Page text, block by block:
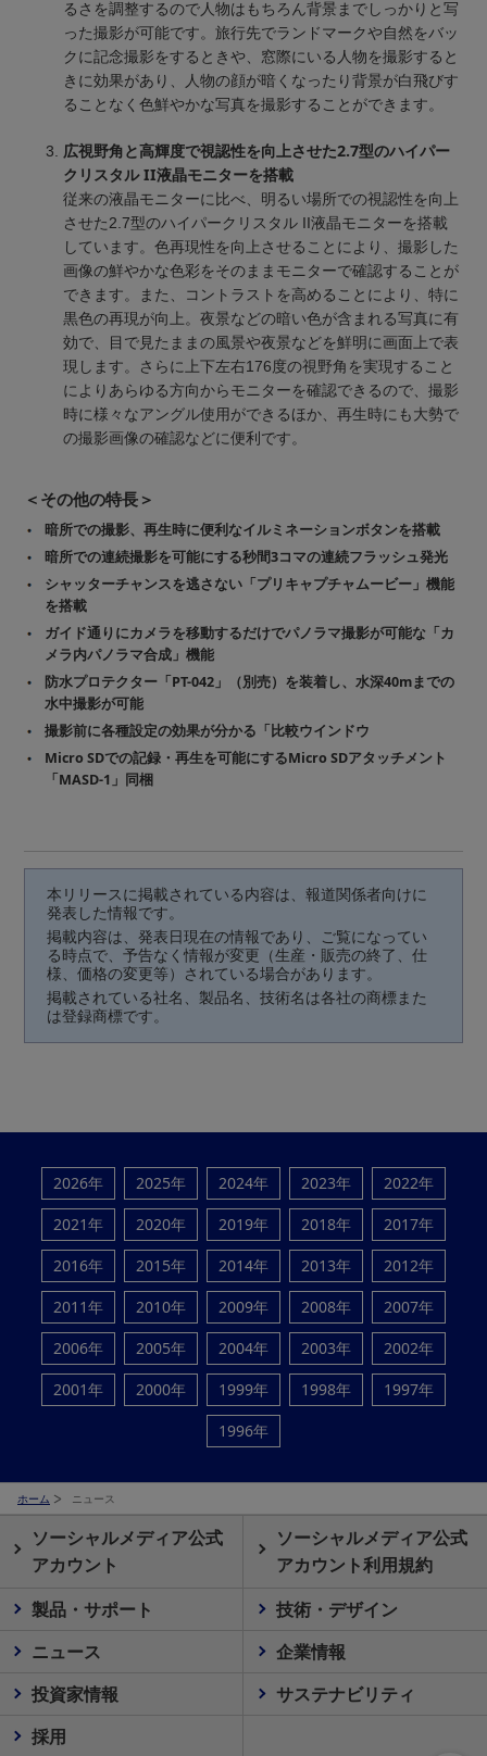
るさを調整するので人物はもちろん背景までしっかりと写
った撮影が可能です。旅行先でランドマークや自然をバッ
クに記念撮影をするときや、窓際にいる人物を撮影すると
きに効果があり、人物の顔が暗くなったり背景が白飛びす
ることなく色鮮やかな写真を撮影することができます。
広視野角と高輝度で視認性を向上させた2.7型のハイパー
クリスタル II液晶モニターを搭載
従来の液晶モニターに比べ、明るい場所での視認性を向上
させた2.7型のハイパークリスタル II液晶モニターを搭載
しています。色再現性を向上させることにより、撮影した
画像の鮮やかな色彩をそのままモニターで確認することが
できます。また、コントラストを高めることにより、特に
黒色の再現が向上。夜景などの暗い色が含まれる写真に有
効で、目で見たままの風景や夜景などを鮮明に画面上で表
現します。さらに上下左右176度の視野角を実現すること
によりあらゆる方向からモニターを確認できるので、撮影
時に様々なアングル使用ができるほか、再生時にも大勢で
の撮影画像の確認などに便利です。
＜その他の特長＞
暗所での撮影、再生時に便利なイルミネーションボタンを搭載
暗所での連続撮影を可能にする秒間3コマの連続フラッシュ発光
シャッターチャンスを逃さない「プリキャプチャムービー」機能
を搭載
ガイド通りにカメラを移動するだけでパノラマ撮影が可能な「カ
メラ内パノラマ合成」機能
防水プロテクター「PT-042」（別売）を装着し、水深40mまでの
水中撮影が可能
撮影前に各種設定の効果が分かる「比較ウインドウ
Micro SDでの記録・再生を可能にするMicro SDアタッチメント
「MASD-1」同梱
本リリースに掲載されている内容は、報道関係者向けに
発表した情報です。
掲載内容は、発表日現在の情報であり、ご覧になってい
る時点で、予告なく情報が変更（生産・販売の終了、仕
様、価格の変更等）されている場合があります。
掲載されている社名、製品名、技術名は各社の商標また
は登録商標です。
2026年 2025年 2024年 2023年
2022年
2021年
2020年 2019年 2018年
2017年
2016年
2015年 2014年 2013年
2012年
2011年
2010年 2009年 2008年
2007年
2006年
2005年 2004年 2003年
2002年
2001年
2000年 1999年 1998年
1997年
1996年
ホーム ニュース
ソーシャルメディア公式
アカウント
ソーシャルメディア公式
アカウント利用規約
製品・サポート
技術・デザイン
ニュース
企業情報
投資家情報
サステナビリティ
採用